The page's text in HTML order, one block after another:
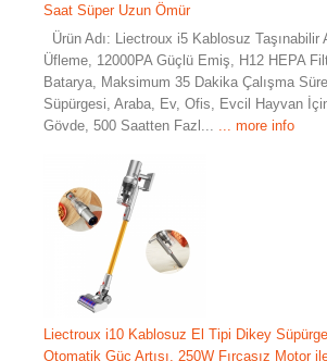
Saat Süper Uzun Ömür
Ürün Adı: Liectroux i5 Kablosuz Taşınabilir
Üfleme, 12000PA Güçlü Emiş, H12 HEPA
Batarya, Maksimum 35 Dakika Çalışma
Süpürgesi, Araba, Ev, Ofis, Evcil Hayvan
Gövde, 500 Saatten Fazl...
... more info
Liectroux i10 Kablosuz El Tipi Dikey
Otomatik Güç Artışı, 250W Fırçasız Motor